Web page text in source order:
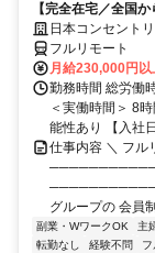
【完全在宅／全国
トのご案内×テレワ
日本コンセント
フルリモート
月給230,000円以
勤務時間 総労働
＜実働時間＞ 8
能性あり 【入社
仕事内容 ＼ フル
グループの 会員
副業・WワークOK 主
転勤なし
経験不問 フ